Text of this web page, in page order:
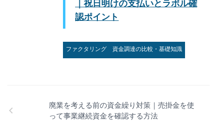
｜祝日明けの支払いとラボル確
認ポイント
ファクタリング 資金調達の比較・基礎知識
廃業を考える前の資金繰り対策｜売掛金を使
って事業継続資金を確認する方法